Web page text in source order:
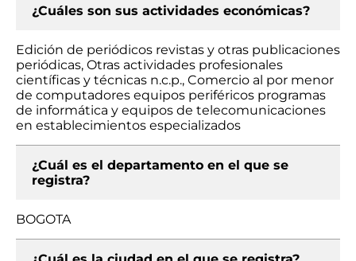
¿Cuáles son sus actividades económicas?
Edición de periódicos revistas y otras publicaciones
periódicas, Otras actividades profesionales
científicas y técnicas n.c.p., Comercio al por menor
de computadores equipos periféricos programas
de informática y equipos de telecomunicaciones
en establecimientos especializados
¿Cuál es el departamento en el que se
registra?
BOGOTA